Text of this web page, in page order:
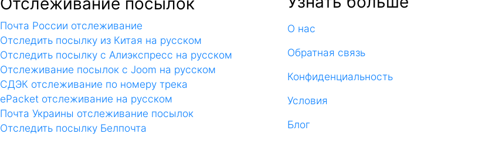
Почта России отслеживание
Отследить посылку из Китая на русском
Отследить посылку с Алиэкспресс на русском
Отслеживание посылок с Joom на русском
СДЭК отслеживание по номеру трека
ePacket отслеживание на русском
Почта Украины отслеживание посылок
Отследить посылку Белпочта
О нас
Обратная связь
Конфиденциальность
Условия
Блог